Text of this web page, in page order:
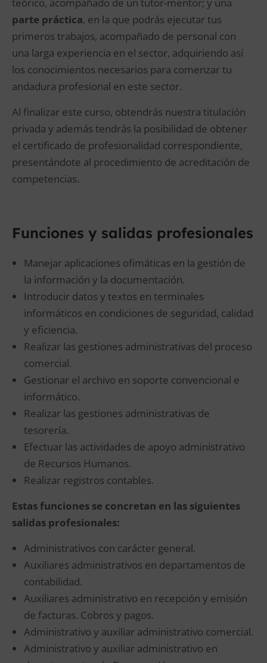
parte práctica, en la que podrás ejecutar tus
primeros trabajos, acompañado de personal con
una larga experiencia en el sector, adquiriendo así
los conocimientos necesarios para comenzar tu
andadura profesional en este sector.
Al finalizar este curso, obtendrás nuestra titulación
privada y además tendrás la posibilidad de obtener
el certificado de profesionalidad correspondiente,
presentándote al procedimiento de acreditación de
competencias.
Funciones y salidas profesionales
Manejar aplicaciones ofimáticas en la gestión de
la información y la documentación.
Introducir datos y textos en terminales
informáticos en condiciones de seguridad, calidad
y eficiencia.
Realizar las gestiones administrativas del proceso
comercial.
Gestionar el archivo en soporte convencional e
informático.
Realizar las gestiones administrativas de
tesorería.
Efectuar las actividades de apoyo administrativo
de Recursos Humanos.
Realizar registros contables.
Estas funciones se concretan en las siguientes
salidas profesionales:
Administrativos con carácter general.
Auxiliares administrativos en departamentos de
contabilidad.
Auxiliares administrativo en recepción y emisión
de facturas. Cobros y pagos.
Administrativo y auxiliar administrativo comercial.
Administrativo y auxiliar administrativo en